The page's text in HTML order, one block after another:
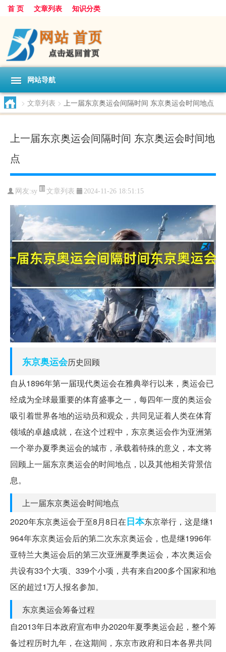
首 页 文章列表 知识分类
网站导航
> 文章列表 > 上一届东京奥运会间隔时间 东京奥运会时间地点
上一届东京奥运会间隔时间 东京奥运会时间地
点
网友:sy 文章列表 2024-11-26 18:51:15
东京奥运会历史回顾
自从1896年第一届现代奥运会在雅典举行以来，奥运会已
经成为全球最重要的体育盛事之一，每四年一度的奥运会
吸引着世界各地的运动员和观众，共同见证着人类在体育
领域的卓越成就，在这个过程中，东京奥运会作为亚洲第
一个举办夏季奥运会的城市，承载着特殊的意义，本文将
回顾上一届东京奥运会的时间地点，以及其他相关背景信
息。
上一届东京奥运会时间地点
2020年东京奥运会于至8月8日在日本东京举行，这是继1
964年东京奥运会后的第二次东京奥运会，也是继1996年
亚特兰大奥运会后的第三次亚洲夏季奥运会，本次奥运会
共设有33个大项、339个小项，共有来自200多个国家和地
区的超过1万人报名参加。
东京奥运会筹备过程
自2013年日本政府宣布申办2020年夏季奥运会起，整个筹
备过程历时九年，在这期间，东京市政府和日本各界共同